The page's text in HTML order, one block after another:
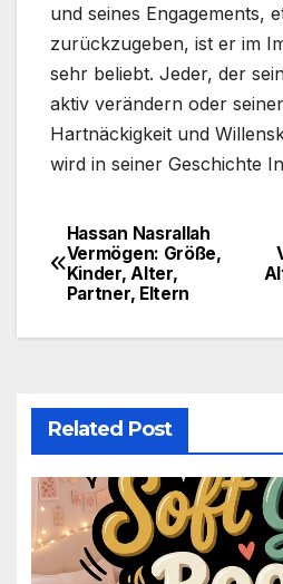
und seines Engagements,
zurückzugeben, ist er im
sehr beliebt. Jeder, der
aktiv verändern oder
Hartnäckigkeit und
wird in seiner Geschichte
Post
navigation
Hassan Nasrallah
Vermögen: Größe,
Kinder, Alter,
Partner, Eltern
Related Post